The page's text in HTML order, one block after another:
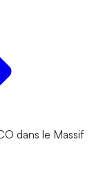
dans le Massif